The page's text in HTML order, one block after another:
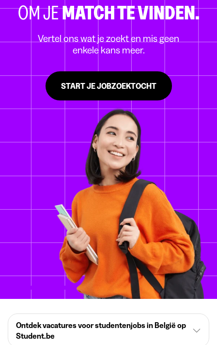
OM JEMATCH TE VINDEN.
Vertel ons wat je zoekt en mis geen
enkele kans meer.
START JE JOBZOEKTOCHT
Ontdek vacatures voor studentenjobs in België op
Student.be